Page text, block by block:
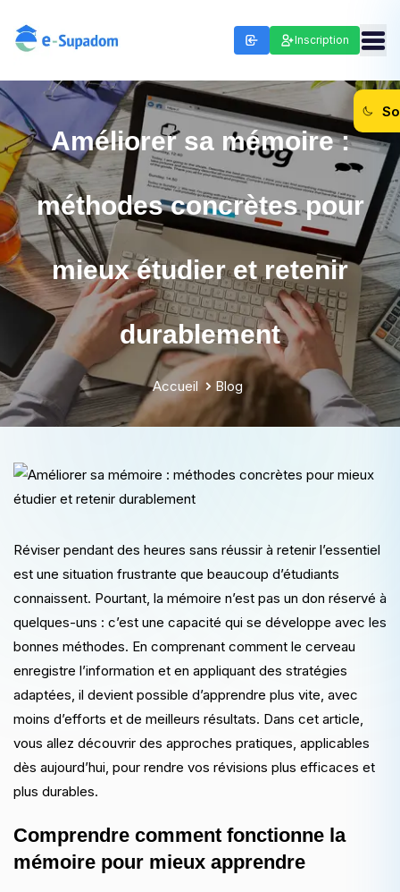
Inscription
Améliorer sa mémoire :
méthodes concrètes pour
mieux étudier et retenir
durablement
Accueil Blog
Réviser pendant des heures sans réussir à retenir l’essentiel
est une situation frustrante que beaucoup d’étudiants
connaissent. Pourtant, la mémoire n’est pas un don réservé à
quelques-uns : c’est une capacité qui se développe avec les
bonnes méthodes. En comprenant comment le cerveau
enregistre l’information et en appliquant des stratégies
adaptées, il devient possible d’apprendre plus vite, avec
moins d’efforts et de meilleurs résultats. Dans cet article,
vous allez découvrir des approches pratiques, applicables
dès aujourd’hui, pour rendre vos révisions plus efficaces et
plus durables.
Comprendre comment fonctionne la
mémoire pour mieux apprendre